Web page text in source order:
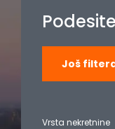
Još
Vrsta nekretnine